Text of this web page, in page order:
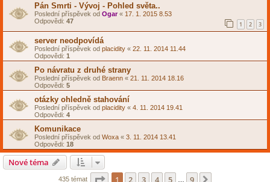
Pán Smrti - Vývoj - Pohled světa..
Poslední příspěvek od Ogar« 17. 1. 2015 8.53
Odpovědi: 47 1 2 3
server neodpovídá
Poslední příspěvek od placidity « 22. 11. 2014 11.44
Odpovědi: 1
Po návratu z druhé strany
Poslední příspěvek od Braenn « 21. 11. 2014 18.16
Odpovědi: 5
otázky ohledně stahování
Poslední příspěvek od placidity « 4. 11. 2014 19.41
Odpovědi: 4
Komunikace
Poslední příspěvek od Woxa « 3. 11. 2014 13.41
Odpovědi: 18
Nové téma
435 témat Stránka z
1 2 3 4 5 9